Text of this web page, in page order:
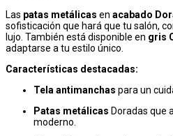
Las patas metálicas en acabado
sofisticación que hará que tu salón,
lujo. También está disponible en gris
adaptarse a tu estilo único.
Características destacadas:
Tela antimanchas para un
Patas metálicas Doradas que
moderno.